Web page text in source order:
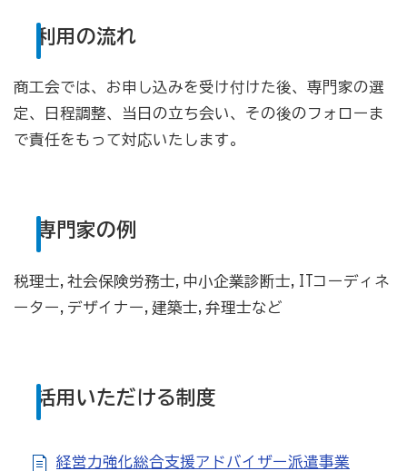
利用の流れ
商工会では、お申し込みを受け付けた後、専門家の選
定、日程調整、当日の立ち会い、その後のフォローま
で責任をもって対応いたします。
専門家の例
税理士,社会保険労務士,中小企業診断士,ITコーディネ
ーター,デザイナー,建築士,弁理士など
活用いただける制度
経営力強化総合支援アドバイザー派遣事業
経理・記帳代行
[商工会員限定]初期費用も月額料金も0円!「グーペ」な
ら、ホームページが無料で作れます。
商工会が扱う検定
全国商工会珠算検定試験
リテールマーケティング（販売士）検定試験
行きます・聞きます・提案します そして伴走します～
商工会の支援事例～